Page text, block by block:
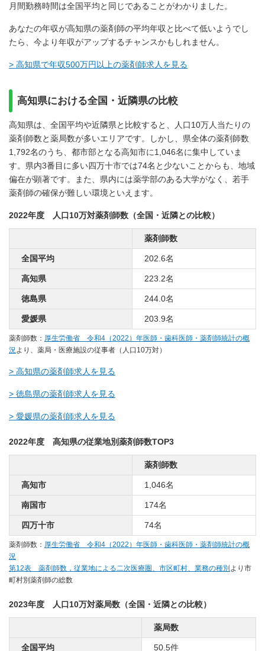
月間勤務時間は全国平均と同じであることがわかりました。
あなたの年収が高知県の薬剤師の平均年収と比べて低いようでし
たら、今より年収がアップするチャンスかもしれません。
> 高知県で年収500万円以上の薬剤師求人を見る
高知県における全国・近隣県の比較
高知県は、全国平均や近隣県と比較すると、人口10万人当たりの
薬剤師数と薬局数が多いエリアです。しかし、県全体の薬剤師数
1,792名のうち、都市部となる高知市に1,046名に集中していま
す。県内3番目に多い四万十市では74名と少ないことからも、地域
偏在が顕著です。また、県内には薬学部のある大学がなく、若手
薬剤師の確保が難しい環境といえます。
2022年度 人口10万対薬剤師数（全国・近隣との比較）
薬剤師数
全国平均 202.6名
高知県 223.2名
徳島県 244.0名
愛媛県 203.9名
薬剤師数： 厚生労働省 令和4（2022）年医師・歯科医師・薬剤師統計の概
況より、薬局・医療施設の従事者（人口10万対）
> 高知県の薬剤師求人を見る
> 徳島県の薬剤師求人を見る
> 愛媛県の薬剤師求人を見る
2022年度 高知県の従業地別薬剤師数TOP3
薬剤師数
高知市 1,046名
南国市 174名
四万十市 74名
薬剤師数： 厚生労働省 令和4（2022）年医師・歯科医師・薬剤師統計の概
況
第12表 薬剤師数，従業地による二次医療圏、市区町村、業務の種別 より市
町村別薬剤師の総数
2023年度 人口10万対薬局数（全国・近隣との比較）
薬局数
全国平均 50.5件